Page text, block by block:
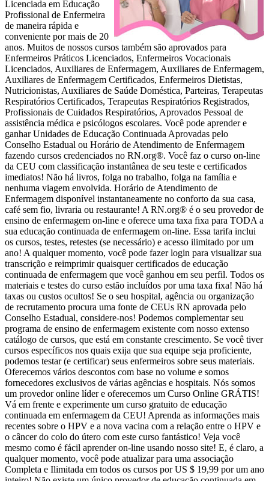
Licenciada em Educação
Profissional de Enfermeira
de maneira rápida e
conveniente por mais de 20
anos. Muitos de nossos cursos também são aprovados para
Enfermeiros Práticos Licenciados, Enfermeiros Vocacionais
Licenciados, Auxiliares de Enfermagem, Auxiliares de Enfermagem,
Auxiliares de Enfermagem Certificados, Enfermeiros Dietistas,
Nutricionistas, Auxiliares de Saúde Doméstica, Parteiras, Terapeutas
Respiratórios Certificados, Terapeutas Respiratórios Registrados,
Profissionais de Cuidados Respiratórios, Aprovados Pessoal de
assistência médica e psicólogos escolares. Você pode aprender e
ganhar Unidades de Educação Continuada Aprovadas pelo
Conselho Estadual ou Horário de Atendimento de Enfermagem
fazendo cursos credenciados no RN.org®. Você faz o curso on-line
da CEU com classificação instantânea de seu teste e certificados
imediatos! Não há livros, folga no trabalho, folga na família e
nenhuma viagem envolvida. Horário de Atendimento de
Enfermagem disponível instantaneamente no conforto da sua casa,
café sem fio, livraria ou restaurante! A RN.org® é o seu provedor de
ensino de enfermagem on-line e oferece uma taxa fixa para TODA a
sua educação continuada de enfermagem on-line. Essa tarifa inclui
os cursos, testes, retestes (se necessário) e acesso ilimitado por um
ano! A qualquer momento, você pode fazer login para visualizar sua
transcrição e reimprimir quaisquer certificados de educação
continuada de enfermagem que você ganhou em seu perfil. Todos os
materiais e testes do curso estão incluídos por uma taxa fixa! Não há
taxas ou custos ocultos! Se o seu hospital, agência ou organização
de recrutamento procura uma fonte de CEUs RN aprovada pelo
Conselho Estadual, considere-nos! Podemos complementar seu
programa de ensino de enfermagem existente com nosso extenso
catálogo de cursos, que está em constante crescimento. Se você tiver
cursos específicos nos quais exija que sua equipe seja proficiente,
podemos testar (e certificar) seus enfermeiros sobre seus materiais.
Oferecemos vários descontos com base no volume e somos
fornecedores exclusivos de várias agências e hospitais. Nós somos
um provedor online líder e oferecemos um Curso Online GRÁTIS!
Vá em frente e experimente um curso gratuito de educação
continuada em enfermagem da CEU! Aprenda as informações mais
recentes sobre o HPV e a nova vacina com a relação entre o HPV e
o câncer do colo do útero com este curso fantástico! Veja você
mesmo como é fácil aprender on-line usando nosso site! E, é claro, a
qualquer momento, você pode atualizar para uma associação
Completa e Ilimitada em todos os cursos por US $ 19,99 por um ano